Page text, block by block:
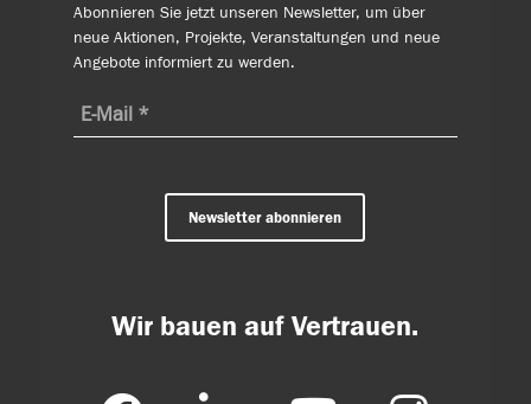
Abonnieren Sie jetzt unseren Newsletter, um über
neue Aktionen, Projekte, Veranstaltungen und neue
Angebote informiert zu werden.
Newsletter abonnieren
Wir bauen auf Vertrauen.